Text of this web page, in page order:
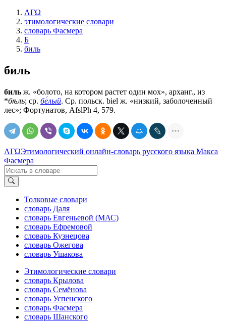
ΛΓΩ
этимологические словари
словарь Фасмера
Б
биль
биль
биль ж. «болото, на котором растет один мох», арханг., из
*бѣль; ср. бе́лый. Ср. польск. biel ж. «низкий, заболоченный
лес»; Фортунатов, AfslPh 4, 579.
ΛΓΩЭтимологический онлайн-словарь русского языка Макса
Фасмера
Толковые словари
словарь Даля
словарь Евгеньевой (МАС)
словарь Ефремовой
словарь Кузнецова
словарь Ожегова
словарь Ушакова
Этимологические словари
словарь Крылова
словарь Семёнова
словарь Успенского
словарь Фасмера
словарь Шанского